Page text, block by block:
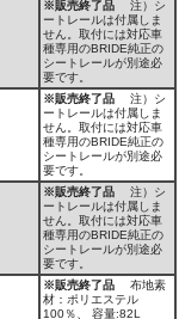
※販売終了品 注）シ
ートレールは付属しま
せん。取付には対応車
種専用のBRIDE純正の
シートレールが別途必
要です。
※販売終了品 注）シ
ートレールは付属しま
せん。取付には対応車
種専用のBRIDE純正の
シートレールが別途必
要です。
※販売終了品 注）シ
ートレールは付属しま
せん。取付には対応車
種専用のBRIDE純正の
シートレールが別途必
要です。
※販売終了品 布地素
材：ポリエステル
100％、 容量:82L